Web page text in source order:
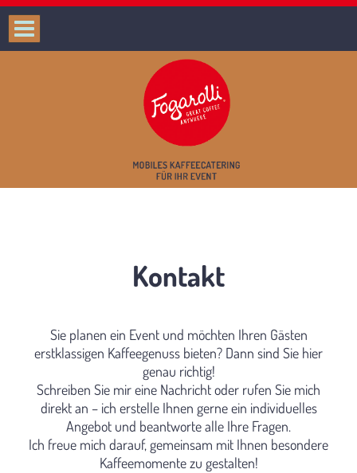
Kontakt
Sie planen ein Event und möchten Ihren Gästen
erstklassigen Kaffeegenuss bieten? Dann sind Sie hier
genau richtig!
Schreiben Sie mir eine Nachricht oder rufen Sie mich
direkt an – ich erstelle Ihnen gerne ein individuelles
Angebot und beantworte alle Ihre Fragen.
Ich freue mich darauf, gemeinsam mit Ihnen besondere
Kaffeemomente zu gestalten!